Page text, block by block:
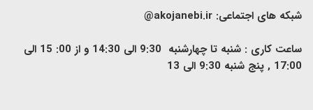
شبکه های اجتماعی: akojanebi.ir@
ساعت کاری : شنبه تا چهارشنبه 9:30 الی 14:30 و از 00: 15 الی
17:00 , پنج شنبه 9:30 الی 13